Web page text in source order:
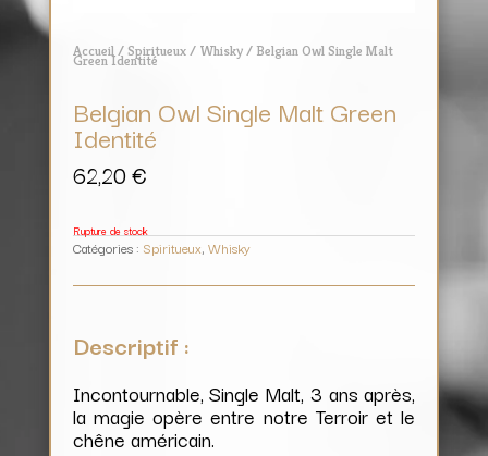
Accueil/Spiritueux/ Whisky/ Belgian Owl Single Malt
Green Identité
Belgian Owl Single Malt Green
Identité
62,20€
Rupture de stock
Catégories : Spiritueux, Whisky
Descriptif :
Incontournable, Single Malt, 3 ans après,
la magie opère entre notre Terroir et le
chêne américain.